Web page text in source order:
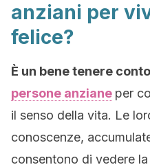
anziani per
felice?
È un bene tenere
persone anziane per
il senso della vita. Le
conoscenze,
consentono di vedere